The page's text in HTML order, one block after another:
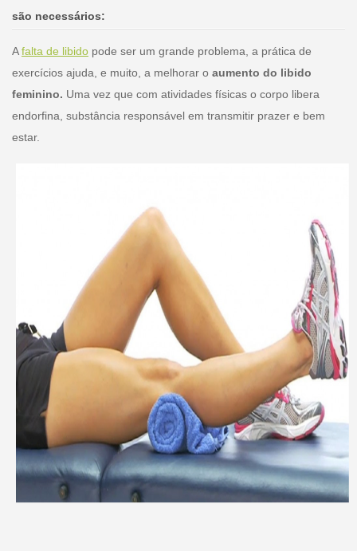
são necessários:
Afalta de libidopode ser um grande problema, a prática de
exercícios ajuda, e muito, a melhorar o aumento do libido
feminino. Uma vez que com atividades físicas o corpo libera
endorfina, substância responsável em transmitir prazer e bem
estar.